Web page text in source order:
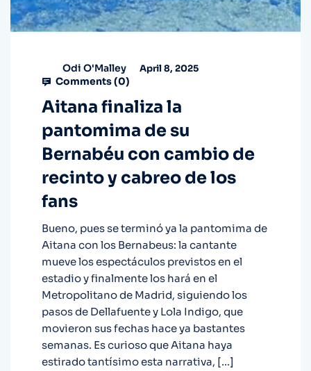
Odi O'Malley April 8, 2025
Comments (0)
Aitana finaliza la
pantomima de su
Bernabéu con cambio de
recinto y cabreo de los
fans
Bueno, pues se terminó ya la pantomima de
Aitana con los Bernabeus: la cantante
mueve los espectáculos previstos en el
estadio y finalmente los hará en el
Metropolitano de Madrid, siguiendo los
pasos de Dellafuente y Lola Indigo, que
movieron sus fechas hace ya bastantes
semanas. Es curioso que Aitana haya
estirado tantísimo esta narrativa, […]